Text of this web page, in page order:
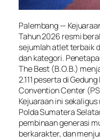
Palembang —
Tahun 2026 resmi
sejumlah atlet terbaik
dan kategori.
The Best (B.O.B.)
2.111 peserta di
Convention Center
Kejuaraan ini
Polda Sumatera
pembinaan generasi
berkarakter, dan